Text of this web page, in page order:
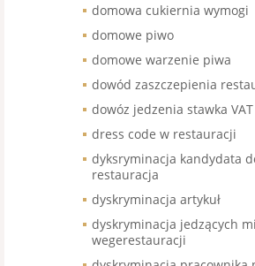
domowa cukiernia wymogi
domowe piwo
domowe warzenie piwa
dowód zaszczepienia
dowóz jedzenia stawka VAT
dress code w restauracji
dyksryminacja kandydata
restauracja
dyskryminacja artykuł
dyskryminacja jedzących
wegerestauracji